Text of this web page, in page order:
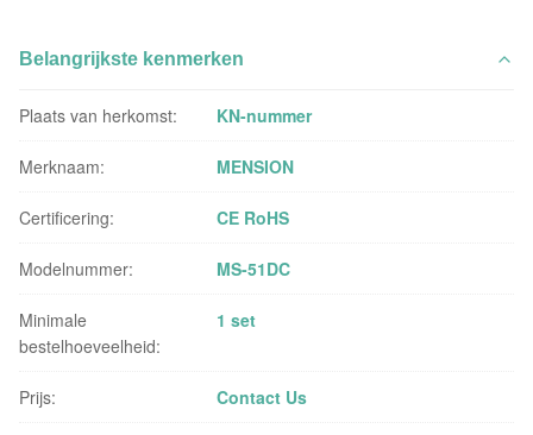
Belangrijkste kenmerken
Plaats van herkomst: KN-nummer
Merknaam: MENSION
Certificering: CE RoHS
Modelnummer: MS-51DC
Minimale
bestelhoeveelheid:
1 set
Prijs: Contact Us